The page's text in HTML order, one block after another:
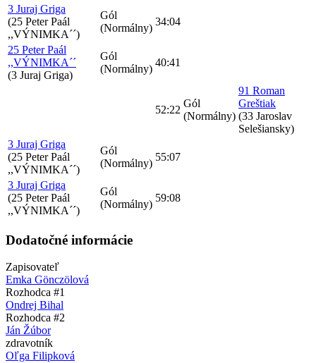
3 Juraj Griga
(25 Peter Paál
,,VÝNIMKA´´)
Gól
(Normálny)
34:04
25 Peter Paál
,,VÝNIMKA´´
(3 Juraj Griga)
Gól
(Normálny)
40:41
52:22
Gól
(Normálny)
91 Roman
Greštiak
(33 Jaroslav
Selešiansky)
3 Juraj Griga
(25 Peter Paál
,,VÝNIMKA´´)
Gól
(Normálny)
55:07
3 Juraj Griga
(25 Peter Paál
,,VÝNIMKA´´)
Gól
(Normálny)
59:08
Dodatočné informácie
Zapisovateľ
Emka Gönczölová
Rozhodca #1
Ondrej Bihal
Rozhodca #2
Ján Žúbor
zdravotník
Oľga Filipková